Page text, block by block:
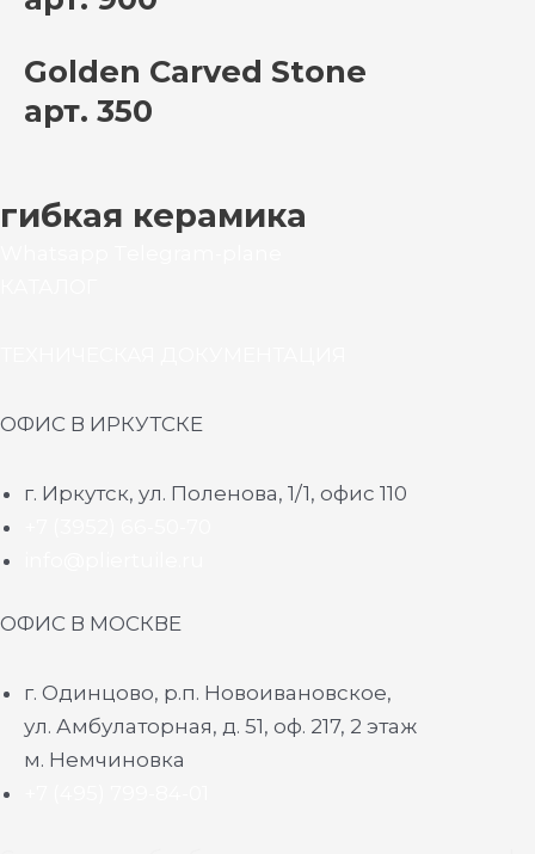
Golden Carved Stone
арт. 350
гибкая керамика
ОФИС В ИРКУТСКЕ
г. Иркутск, ул. Поленова, 1/1, офис 110
ОФИС В МОСКВЕ
г. Одинцово, р.п. Новоивановское,
ул. Амбулаторная, д. 51, оф. 217, 2 этаж
м. Немчиновка